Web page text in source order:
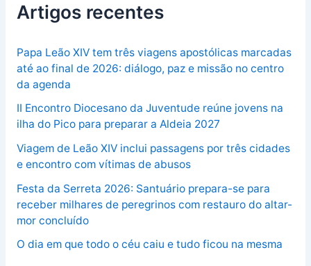
Artigos recentes
Papa Leão XIV tem três viagens apostólicas marcadas
até ao final de 2026: diálogo, paz e missão no centro
da agenda
II Encontro Diocesano da Juventude reúne jovens na
ilha do Pico para preparar a Aldeia 2027
Viagem de Leão XIV inclui passagens por três cidades
e encontro com vítimas de abusos
Festa da Serreta 2026: Santuário prepara-se para
receber milhares de peregrinos com restauro do altar-
mor concluído
O dia em que todo o céu caiu e tudo ficou na mesma